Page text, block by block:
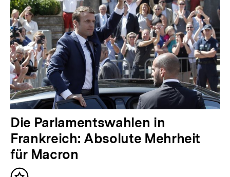
i
g
e
r
I
n
h
a
l
t
N
ä
c
h
Die Parlamentswahlen in
Frankreich: Absolute Mehrheit
für Macron